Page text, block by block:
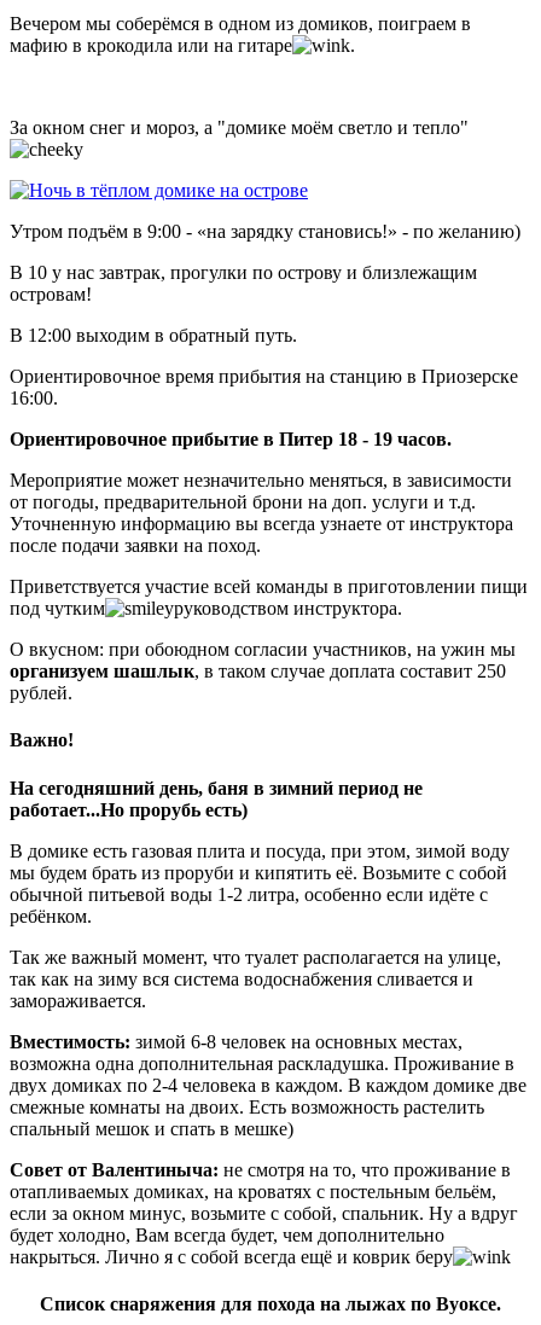
Вечером мы соберёмся в одном из домиков, поиграем в
мафию в крокодила или на гитаре
.
За окном снег и мороз, а "домике моём светло и тепло"
Утром подъём в 9:00 - «на зарядку становись!» - по желанию)
В 10 у нас завтрак, прогулки по острову и близлежащим
островам!
В 12:00 выходим в обратный путь.
Ориентировочное время прибытия на станцию в Приозерске
16:00.
Ориентировочное прибытие в Питер 18 - 19 часов.
Мероприятие может незначительно меняться, в зависимости
от погоды, предварительной брони на доп. услуги и т.д.
Уточненную информацию вы всегда узнаете от инструктора
после подачи заявки на поход.
Приветствуется участие всей команды в приготовлении пищи
под чутким
руководством инструктора.
О вкусном: при обоюдном согласии участников, на ужин мы
организуем шашлык, в таком случае доплата составит 250
рублей.
Важно!
На сегодняшний день, баня в зимний период не
работает...Но прорубь есть)
В домике есть газовая плита и посуда, при этом, зимой воду
мы будем брать из проруби и кипятить её. Возьмите с собой
обычной питьевой воды 1-2 литра, особенно если идёте с
ребёнком.
Так же важный момент, что туалет располагается на улице,
так как на зиму вся система водоснабжения сливается и
замораживается.
Вместимость: зимой 6-8 человек на основных местах,
возможна одна дополнительная раскладушка. Проживание в
двух домиках по 2-4 человека в каждом. В каждом домике две
смежные комнаты на двоих. Есть возможность растелить
спальный мешок и спать в мешке)
Совет от Валентиныча: не смотря на то, что проживание в
отапливаемых домиках, на кроватях с постельным бельём,
если за окном минус, возьмите с собой, спальник. Ну а вдруг
будет холодно, Вам всегда будет, чем дополнительно
накрыться. Лично я с собой всегда ещё и коврик беру
Список снаряжения для похода на лыжах по Вуоксе.